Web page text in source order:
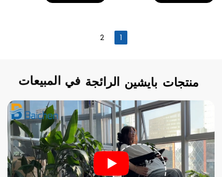
1
2
منتجات بايشين الرائجة في المبيعات